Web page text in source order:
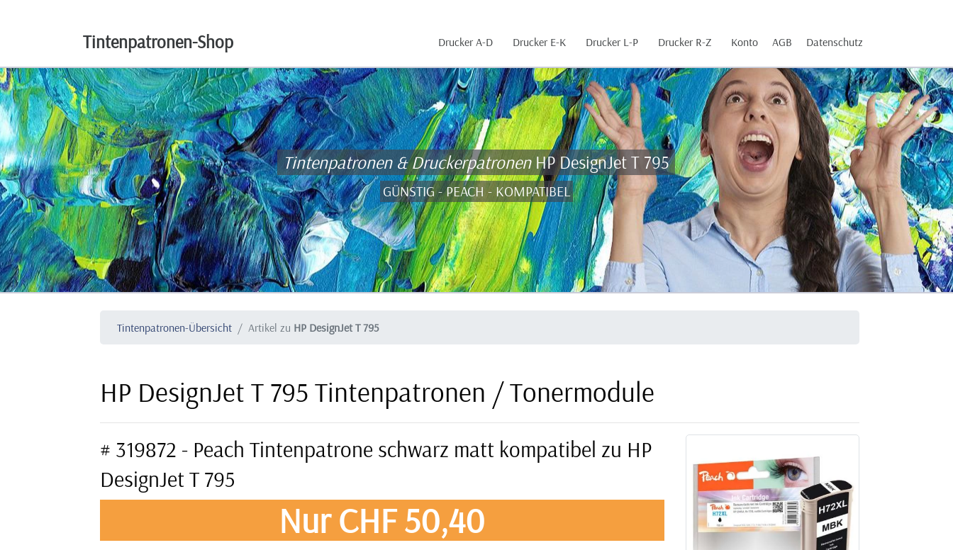
Tintenpatronen-Shop Drucker A-D Drucker E-K Drucker L-P Drucker R-Z Konto AGB Datenschutz
Tintenpatronen & Druckerpatronen HP DesignJet T 795
GÜNSTIG - PEACH - KOMPATIBEL
Tintenpatronen-Übersicht Artikel zu HP DesignJet T 795
HP DesignJet T 795 Tintenpatronen / Tonermodule
# 319872 - Peach Tintenpatrone schwarz matt kompatibel zu HP
DesignJet T 795
Nur CHF 50,40